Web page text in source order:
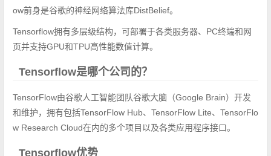
ow前身是谷歌的神经网络算法库DistBelief。
Tensorflow拥有多层级结构，可部署于各类服务器、PC终端和网
页并支持GPU和TPU高性能数值计算。
Tensorflow是哪个公司的？
TensorFlow由谷歌人工智能团队谷歌大脑（Google Brain）开发
和维护，拥有包括TensorFlow Hub、TensorFlow Lite、TensorFlo
w Research Cloud在内的多个项目以及各类应用程序接口。
Tensorflow优势